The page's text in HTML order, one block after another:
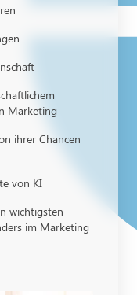
Marketing
ihrer Chancen
von KI
wichtigsten
im Marketing